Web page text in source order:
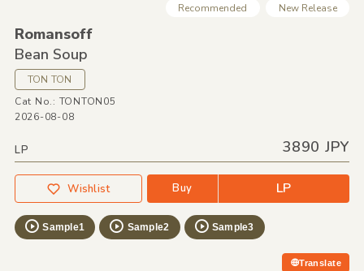
Recommended New Release
Romansoff
Bean Soup
TON TON
Cat No.: TONTON05
2026-08-08
LP 3890 JPY
Wishlist Buy LP
Sample1 Sample2 Sample3
Translate